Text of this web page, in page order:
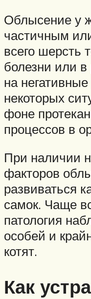
Облысение у
частичным
всего шерсть
болезни или в
на
некоторых
фоне
процессов в
При наличии
факторов
развиваться
самок. Чаще
патология
особей и
котят.
Как